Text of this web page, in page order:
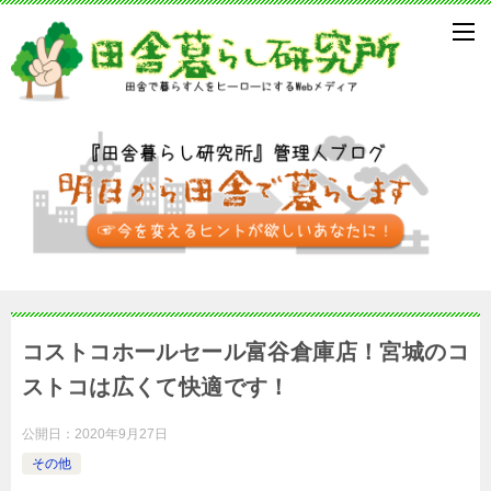
コストコホールセール富谷倉庫店！宮城のコ
ストコは広くて快適です！
公開日： 2020年9月27日
その他